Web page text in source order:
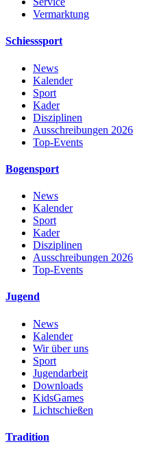
Vermarktung
Schiesssport
News
Kalender
Sport
Kader
Disziplinen
Ausschreibungen 2026
Top-Events
Bogensport
News
Kalender
Sport
Kader
Disziplinen
Ausschreibungen 2026
Top-Events
Jugend
News
Kalender
Wir über uns
Sport
Jugendarbeit
Downloads
KidsGames
Lichtschießen
Tradition